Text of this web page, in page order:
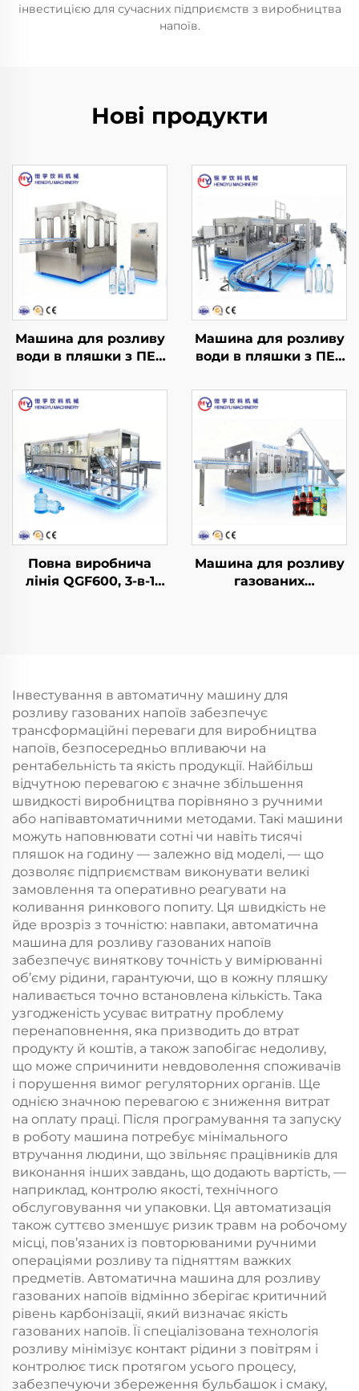
інвестицією для сучасних підприємств з виробництва
напоїв.
Нові продукти
Машина для розливу
води в пляшки з ПЕТ
Машина для розливу
води в пляшки з ПЕТ
Повна виробнича
лінія QGF600, 3-в-1
Машина для розливу
газованих
Інвестування в автоматичну машину для
розливу газованих напоїв забезпечує
трансформаційні переваги для виробництва
напоїв, безпосередньо впливаючи на
рентабельність та якість продукції. Найбільш
відчутною перевагою є значне збільшення
швидкості виробництва порівняно з ручними
або напівавтоматичними методами. Такі машини
можуть наповнювати сотні чи навіть тисячі
пляшок на годину — залежно від моделі, — що
дозволяє підприємствам виконувати великі
замовлення та оперативно реагувати на
коливання ринкового попиту. Ця швидкість не
йде врозріз з точністю: навпаки, автоматична
машина для розливу газованих напоїв
забезпечує виняткову точність у вимірюванні
об’єму рідини, гарантуючи, що в кожну пляшку
наливається точно встановлена кількість. Така
узгодженість усуває витратну проблему
перенаповнення, яка призводить до втрат
продукту й коштів, а також запобігає недоливу,
що може спричинити невдоволення споживачів
і порушення вимог регуляторних органів. Ще
однією значною перевагою є зниження витрат
на оплату праці. Після програмування та запуску
в роботу машина потребує мінімального
втручання людини, що звільняє працівників для
виконання інших завдань, що додають вартість, —
наприклад, контролю якості, технічного
обслуговування чи упаковки. Ця автоматизація
також суттєво зменшує ризик травм на робочому
місці, пов’язаних із повторюваними ручними
операціями розливу та підняттям важких
предметів. Автоматична машина для розливу
газованих напоїв відмінно зберігає критичний
рівень карбонізації, який визначає якість
газованих напоїв. Її спеціалізована технологія
розливу мінімізує контакт рідини з повітрям і
контролює тиск протягом усього процесу,
забезпечуючи збереження бульбашок і смаку,